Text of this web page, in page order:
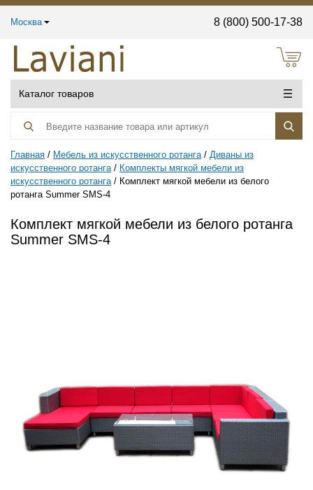
Москва 8 (800) 500-17-38
Каталог товаров
Главная Мебель из искусственного ротанга
Диваны из
искусственного ротанга
Комплекты мягкой мебели из
искусственного ротанга
Комплект мягкой мебели из белого
ротанга Summer SMS-4
Комплект мягкой мебели из белого ротанга
Summer SMS-4